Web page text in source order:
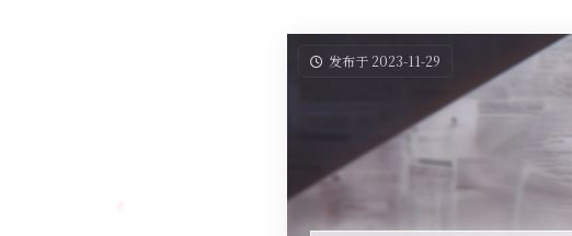
发布于 2023-11-29